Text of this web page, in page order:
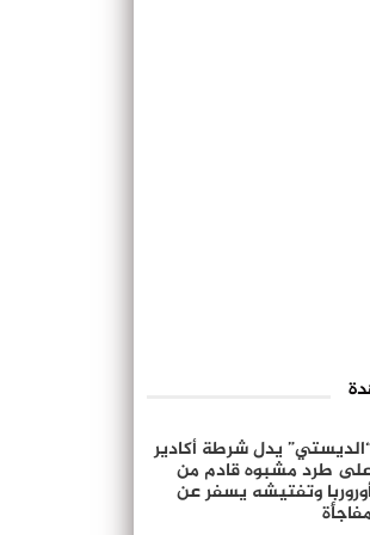
يدل شرطة أكادير
طرد مشبوه قادم من
وتفتيشه يسفر عن